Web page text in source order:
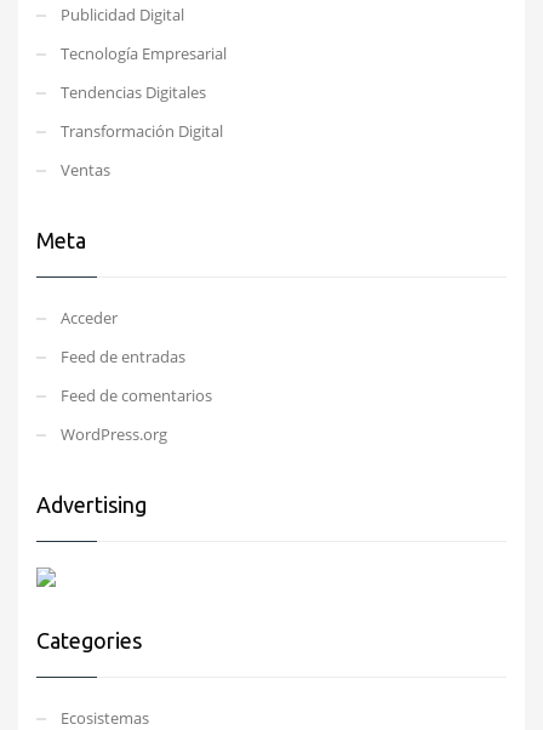
Publicidad Digital
Tecnología Empresarial
Tendencias Digitales
Transformación Digital
Ventas
Meta
Acceder
Feed de entradas
Feed de comentarios
WordPress.org
Advertising
Categories
Ecosistemas